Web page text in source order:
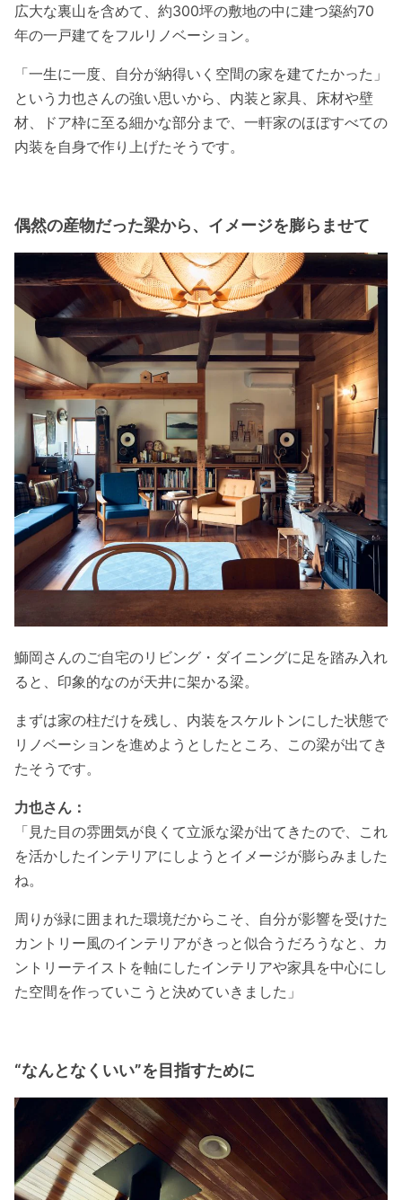
広大な裏山を含めて、約300坪の敷地の中に建つ築約70
年の一戸建てをフルリノベーション。
「一生に一度、自分が納得いく空間の家を建てたかった」
という力也さんの強い思いから、内装と家具、床材や壁
材、ドア枠に至る細かな部分まで、一軒家のほぼすべての
内装を自身で作り上げたそうです。
偶然の産物だった梁から、イメージを膨らませて
鰤岡さんのご自宅のリビング・ダイニングに足を踏み入れ
ると、印象的なのが天井に架かる梁。
まずは家の柱だけを残し、内装をスケルトンにした状態で
リノベーションを進めようとしたところ、この梁が出てき
たそうです。
力也さん：
「見た目の雰囲気が良くて立派な梁が出てきたので、これ
を活かしたインテリアにしようとイメージが膨らみました
ね。
周りが緑に囲まれた環境だからこそ、自分が影響を受けた
カントリー風のインテリアがきっと似合うだろうなと、カ
ントリーテイストを軸にしたインテリアや家具を中心にし
た空間を作っていこうと決めていきました」
“なんとなくいい”を目指すために